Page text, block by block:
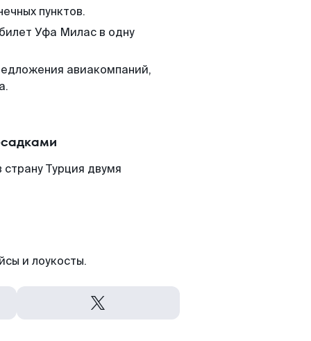
пунктов.
Уфа Милас в одну
авиакомпаний,
Турция двумя
и лоукосты.